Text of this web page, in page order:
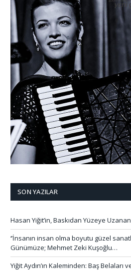
SON YAZILAR
Hasan Yiğit’in, Baskıdan Yüzeye
‘’İnsanın insan olma boyutu güzel
Günümüze; Mehmet Zeki Kuşoğlu…
Yiğit Aydın’ın Kaleminden: Baş Belaları